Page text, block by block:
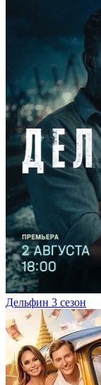
Дельфин 3 сезон